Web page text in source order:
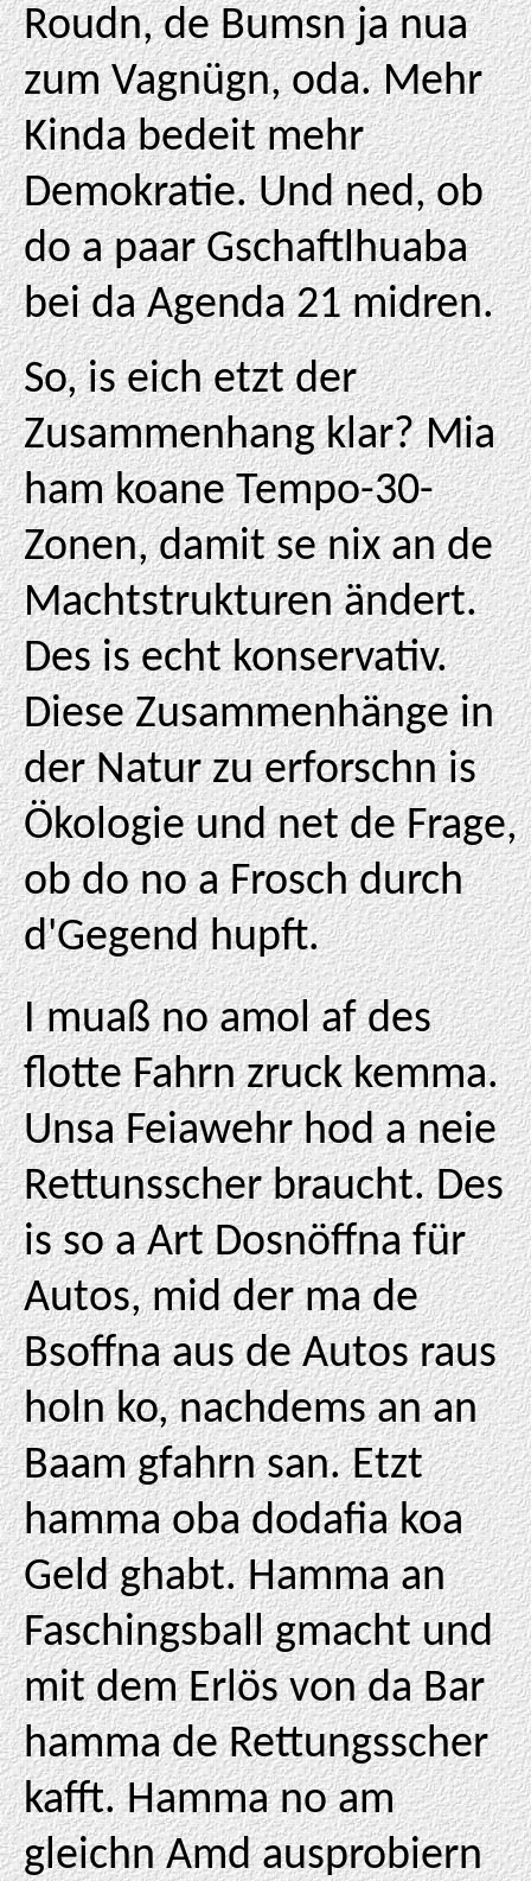
Roudn, de Bumsn ja nua
zum Vagnügn, oda. Mehr
Kinda bedeit mehr
Demokratie. Und ned, ob
do a paar Gschaftlhuaba
bei da Agenda 21 midren.
So, is eich etzt der
Zusammenhang klar? Mia
ham koane Tempo-30-
Zonen, damit se nix an de
Machtstrukturen ändert.
Des is echt konservativ.
Diese Zusammenhänge in
der Natur zu erforschn is
Ökologie und net de Frage,
ob do no a Frosch durch
d'Gegend hupft.
I muaß no amol af des
flotte Fahrn zruck kemma.
Unsa Feiawehr hod a neie
Rettunsscher braucht. Des
is so a Art Dosnöffna für
Autos, mid der ma de
Bsoffna aus de Autos raus
holn ko, nachdems an an
Baam gfahrn san. Etzt
hamma oba dodafia koa
Geld ghabt. Hamma an
Faschingsball gmacht und
mit dem Erlös von da Bar
hamma de Rettungsscher
kafft. Hamma no am
gleichn Amd ausprobiern